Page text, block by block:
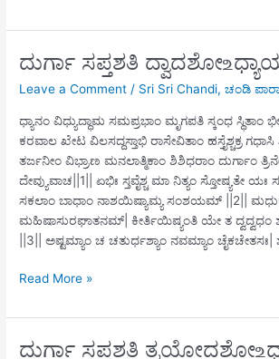
ಏಕಾದಶೋ ‌உಧ್ಯಾಯಃ
ದುರ್ಗಾ ಸಪ್ತಶತಿ ದ್ವಾದಶೋ
Leave a Comment / Sri Sri Chandi,ಚಂಡಿ
ಧ್ಯಾನಂ ವಿಧ್ಯುದ್ಧಾಮ ಸಮಪ್ರಭಾಂ ಮೃಗಪತಿ ಸ್ಕಂಧ ಸ್ಥಿತಾಂ
ಕರವಾಲ ಖೇಟ ವಿಲಸದ್ದಸ್ತಾಭಿ ರಾಸೇವಿತಾಂ ಹಸ್ತೈಶ್ಚಕ್ರ
ತರ್ಜನೀಂ ವಿಭ್ರಾಣ ಮನಲಾತ್ಮಿಕಾಂ ಶಿಶಿಧರಾಂ ದುರ್ಗಾಂ
ದೇವ್ಯುವಾಚ||1|| ಏಭಿಃ ಸ್ತವೈಶ್ಚ ಮಾ ನಿತ್ಯಂ ಸ್ತೋಷ್ಯತೇ
ಸಕಲಾಂ ಬಾಧಾಂ ನಾಶಯಿಷ್ಯಾಮ್ಯ ಸಂಶಯಮ್ ||2||
ಮಹಿಷಾಸುರಘಾತನಮ್| ಕೀರ್ತಿಯಿಷ್ಯಂತಿ ಯೇ ತ ದ್ವದ್ವಧಂ
||3|| ಅಷ್ಟಮ್ಯಾಂ ಚ ಚತುರ್ಧಶ್ಯಾಂ ನವಮ್ಯಾಂ
ದುರ್ಗಾ
ದ್ವಾದಶೋ ‌உಧ್ಯಾಯಃ
Read More »
ದುರ್ಗಾ ಸಪ್ತಶತಿ ತ್ರಯೋದಶೋ